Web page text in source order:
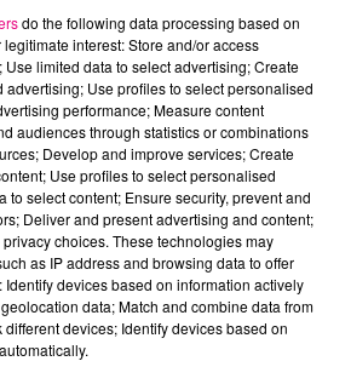
DU-TOUCH : DES
FACE À...
Garonne est en vigilance
do the following data processing based on
interest: Store and/or access
limited data to select advertising; Create
Use profiles to select personalised
performance; Measure content
audiences through statistics or combinations
Develop and improve services; Create
Use profiles to select personalised
to select content; Ensure security, prevent and
Deliver and present advertising and content;
choices. These technologies may
as IP address and browsing data to offer
devices based on information actively
data; Match and combine data from
devices; Identify devices based on